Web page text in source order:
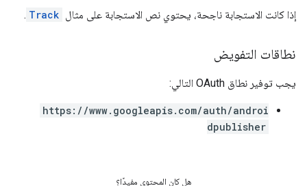
إذا كانت الاستجابة ناجحة، يحتوي نص الاستجابة على مثال Track
.
نطاقات التفويض
يجب توفير نطاق OAuth التالي:
https://www.googleapis.com/auth/androi
dpublisher
هل كان المحتوى مفيدًا؟